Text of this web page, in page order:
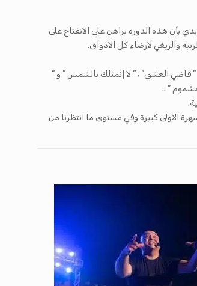
بأن هذه الدورة تراهن على الانفتاح على
والريغي لارضاء كل الاذواق.
قاضي العشق” ، ” لا إنمثلك بالشمس ” و ”
” ..
الاولى كبيرة وفي مستوى ما انتظرنا من